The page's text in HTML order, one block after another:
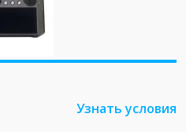
Узнать условия